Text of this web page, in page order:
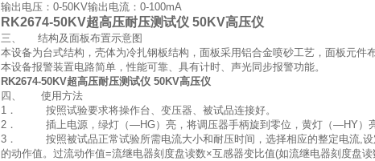
输出电压：0-50KV输出电流：0-100mA
RK2674-50KV超高压耐压测试仪 50KV高压仪
三、 结构及面板布置示意图
本设备为台式结构，壳体为冷扎钢板结构，面板采用铝合金喷砂工艺，面板元件
本设备报警装置电路简单，性能可靠、具有计时、声光同步报警功能。
RK2674-50KV超高压耐压测试仪 50KV高压仪
四、 使用方法
1． 按照试验要求将操作台、变压器、被试品连接好。
2． 插上电源，绿灯（—HG）亮，将调压器手柄旋到零位，黄灯（—HY）亮
3． 按照被试品正常试验所需电流大小和耐压时间，选择相应的整定电流,设
的动作值。过流动作值=流继电器刻度盘读数×互感器变比值(如流继电器刻度盘